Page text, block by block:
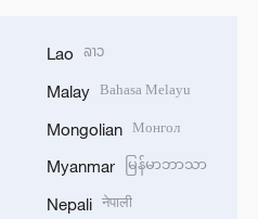
Lao ລາວ
Malay Bahasa Melayu
Mongolian Монгол
Myanmar မြန်မာဘာသာ
Nepali नेपाली